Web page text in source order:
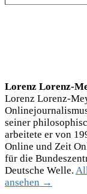
Lorenz Lorenz-
Lorenz Lorenz-
seiner
arbeitete er von
Online und Zeit
für die
Deutsche Welle.
ansehen →